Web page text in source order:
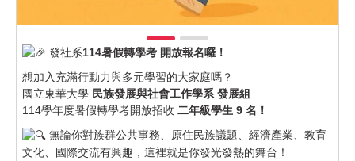
發社系114暑假轉學考 開放報名囉！
想加入充滿行動力與多元學習的大家庭嗎？
國立東華大學 民族發展與社會工作學系 發展組
114學年度暑假轉學考開放招收 二年級學生 9 名！
無論你對族群公共事務、原住民族議題、經濟產業、教育
文化、國際交流有興趣，這裡就是你發光發熱的舞台！